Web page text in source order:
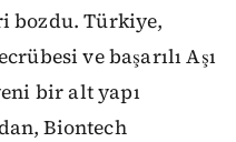
bozdu. Türkiye,
ve başarılı Aşı
bir alt yapı
Biontech